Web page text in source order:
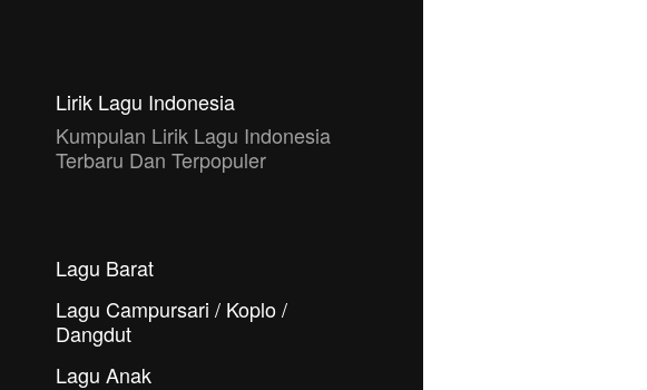
Lirik Lagu Indonesia
Kumpulan Lirik Lagu Indonesia
Terbaru Dan Terpopuler
Lagu Barat
Lagu Campursari / Koplo /
Dangdut
Lagu Anak